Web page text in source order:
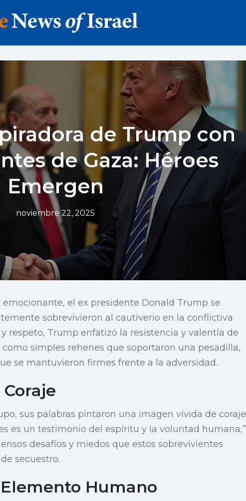
de Trump con
de Gaza: Héroes
Emergen
noviembre 22, 2025
el ex presidente Donald Trump se
sobrevivieron al cautiverio en la conflictiva
respeto, Trump enfatizó la resistencia y valentía de
simples rehenes que soportaron una pesadilla,
se mantuvieron firmes frente a la adversidad.
sus palabras pintaron una imagen vívida de coraje
es un testimonio del espíritu y la voluntad humana,”
desafíos y miedos que estos sobrevivientes
secuestro.
Humano